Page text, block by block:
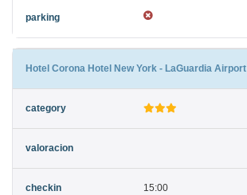
Hotel Corona Hotel New York - LaGuardia Airport
15:00